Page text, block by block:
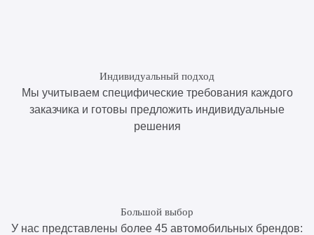
Индивидуальный подход
Мы учитываем специфические требования каждого
заказчика и готовы предложить индивидуальные
решения
Большой выбор
У нас представлены более 45 автомобильных брендов: